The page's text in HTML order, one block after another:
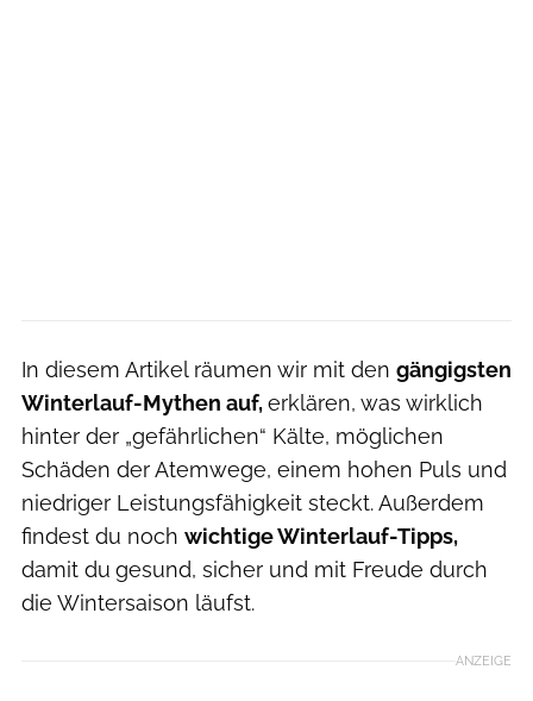
In diesem Artikel räumen wir mit den gängigsten
Winterlauf-Mythen auf,erklären, was wirklich
hinter der „gefährlichen“ Kälte, möglichen
Schäden der Atemwege, einem hohen Puls und
niedriger Leistungsfähigkeit steckt. Außerdem
findest du noch wichtige Winterlauf-Tipps,
damit du gesund, sicher und mit Freude durch
die Wintersaison läufst.
ANZEIGE